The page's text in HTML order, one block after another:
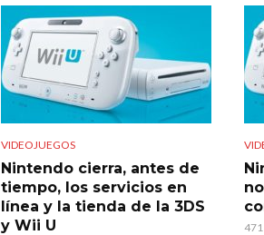
VIDEOJUEGOS
Nintendo cierra, antes de
tiempo, los servicios en
línea y la tienda de la 3DS
y Wii U